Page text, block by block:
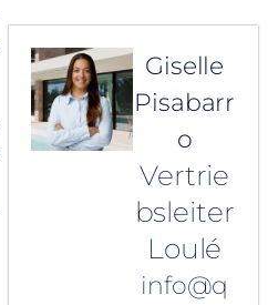
Giselle
Pisabarr
o
Vertrie
bsleiter
Loulé
info@q